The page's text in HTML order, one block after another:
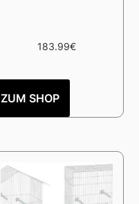
183.99€
ZUM SHOP